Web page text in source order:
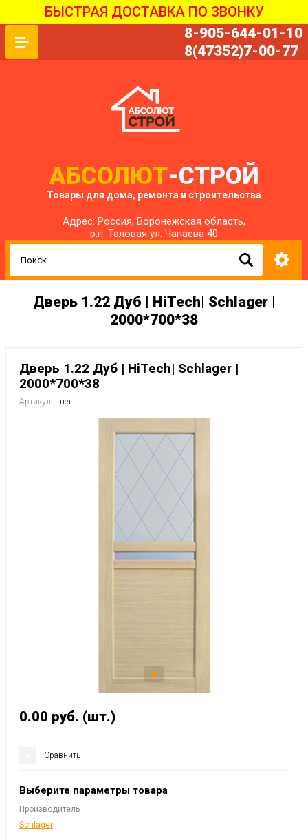
БЫСТРАЯ ДОСТАВКА ПО ЗВОНКУ
8-905-644-01-10
8(47352)7-00-77
АБСОЛЮТ-СТРОЙ
Товары для дома, ремонта и строительства
Адрес: Россия, Воронежская область,
р.п. Таловая ул. Чапаева 40
Дверь 1.22 Дуб | HiTech| Schlager |
2000*700*38
Дверь 1.22 Дуб | HiTech| Schlager |
2000*700*38
Артикул: нет
0.00 руб. (шт.)
Сравнить
Выберите параметры товара
Производитель
Schlager